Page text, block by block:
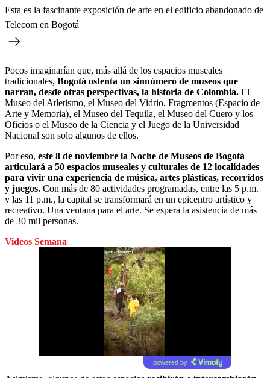
Esta es la fascinante exposición de arte en el edificio abandonado de
Telecom en Bogotá
Pocos imaginarían que, más allá de los espacios museales
tradicionales, Bogotá ostenta un sinnúmero de museos que
narran, desde otras perspectivas, la historia de Colombia. El
Museo del Atletismo, el Museo del Vidrio, Fragmentos (Espacio de
Arte y Memoria), el Museo del Tequila, el Museo del Cuero y los
Oficios o el Museo de la Ciencia y el Juego de la Universidad
Nacional son solo algunos de ellos.
Por eso, este 8 de noviembre la Noche de Museos de Bogotá
articulará a 50 espacios museales y culturales de 12 localidades
para vivir una experiencia de música, artes plásticas, recorridos
y juegos. Con más de 80 actividades programadas, entre las 5 p.m.
y las 11 p.m., la capital se transformará en un epicentro artístico y
recreativo. Una ventana para el arte. Se espera la asistencia de más
de 30 mil personas.
Videos Semana
powered by